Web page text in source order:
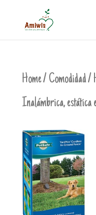
Home/ Comodidad/
Inalámbrica, estática